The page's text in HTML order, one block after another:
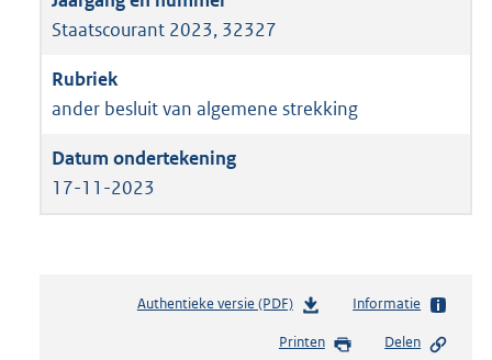
Staatscourant 2023, 32327
ander besluit van algemene strekking
17-11-2023
Authentieke versie (PDF)b
s
Informatie
Printen Delen